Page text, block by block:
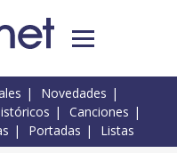
Novedades
Canciones
Portadas Listas